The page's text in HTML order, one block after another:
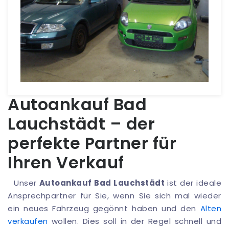
Autoankauf Bad
Lauchstädt – der
perfekte Partner für
Ihren Verkauf
Unser Autoankauf Bad Lauchstädt ist der ideale
Ansprechpartner für Sie, wenn Sie sich mal wieder
ein neues Fahrzeug gegönnt haben und den Alten
verkaufen wollen. Dies soll in der Regel schnell und